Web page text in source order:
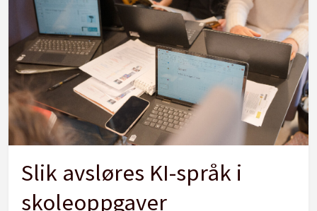
Slik avsløres KI-språk i
skoleoppgaver